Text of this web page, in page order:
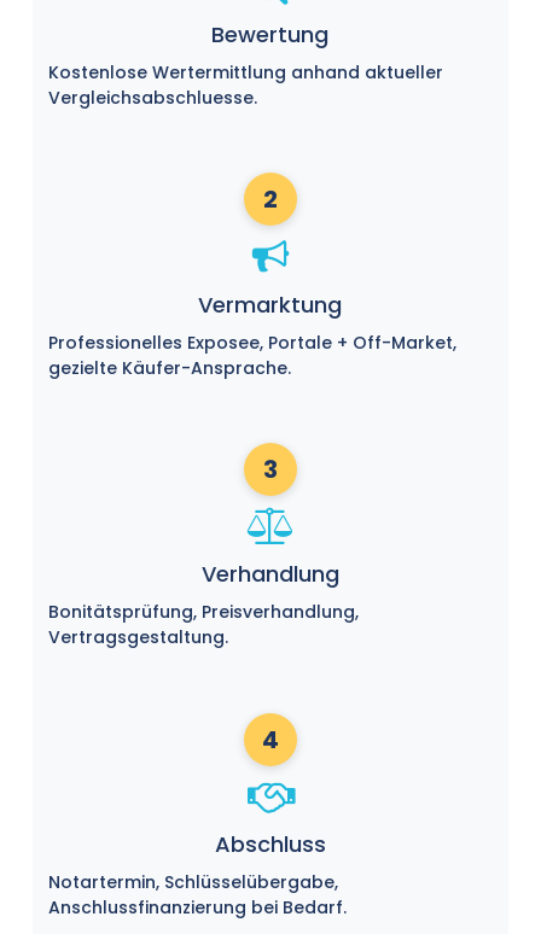
Bewertung
Kostenlose Wertermittlung anhand aktueller
Vergleichsabschluesse.
2
Vermarktung
Professionelles Exposee, Portale + Off-Market,
gezielte Käufer-Ansprache.
3
Verhandlung
Bonitätsprüfung, Preisverhandlung,
Vertragsgestaltung.
4
Abschluss
Notartermin, Schlüsselübergabe,
Anschlussfinanzierung bei Bedarf.